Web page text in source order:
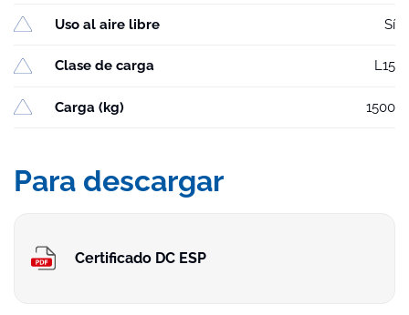
Uso al aire libre Sí
Clase de carga L15
Carga (kg) 1500
Para descargar
Certificado DC ESP